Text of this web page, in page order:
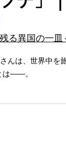
る異国の一皿
んは、世界中を
は――。